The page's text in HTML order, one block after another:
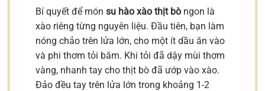
Bí quyết để món su hào xào thịt bò ngon là
xào riêng từng nguyên liệu. Đầu tiên, bạn làm
nóng chảo trên lửa lớn, cho một ít dầu ăn vào
và phi thơm tỏi băm. Khi tỏi đã dậy mùi thơm
vàng, nhanh tay cho thịt bò đã ướp vào xào.
Đảo đều tay trên lửa lớn trong khoảng 1-2